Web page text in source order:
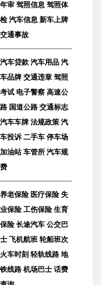
年审 驾照信息 驾照体
检 汽车信息 新车上牌
交通事故
汽车贷款 汽车用品 汽
车品牌 交通违章 驾照
考试 电子警察 高速公
路 国道公路 交通标志
汽车车牌 法规政策 汽
车投诉 二手车 停车场
加油站 车管所 汽车规
费
养老保险 医疗保险 失
业保险 工伤保险 生育
保险 长途汽车 公交巴
士 飞机航班 轮船班次
火车时刻 轻轨线路 地
铁线路 机场巴士 话费